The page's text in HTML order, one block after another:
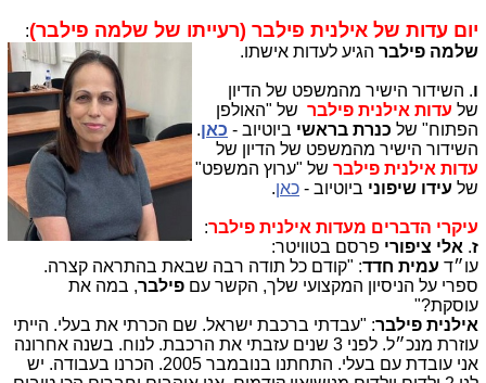
יום עדות של אילנית פילבר (רעייתו של שלמה פילבר):
שלמה פילבר הגיע לעדות אישתו.
ו. השידור הישיר מהמשפט של הדיון
של עדות אילנית פילבר של "האולפן
הפתוח" של כנרת בראשי ביוטיוב - כאן.
השידור הישיר מהמשפט של הדיון של
עדות אילנית פילבר של "ערוץ המשפט"
של עידו שיפוני ביוטיוב - כאן.
עיקרי הדברים מעדות אילנית פילבר:
ז. אלי ציפורי פרסם בטוויטר:
עו״ד עמית חדד: "קודם כל תודה רבה שבאת בהתראה קצרה.
ספרי על הניסיון המקצועי שלך, הקשר עם פילבר, במה את
עוסקת?"
אילנית פילבר: "עבדתי ברכבת ישראל. שם הכרתי את בעלי. הייתי
עוזרת מנכ״ל. לפני 3 שנים עזבתי את הרכבת. לנוח. בשנה אחרונה
אני עובדת עם בעלי. התחתנו בנובמבר 2005. הכרנו בעבודה. יש